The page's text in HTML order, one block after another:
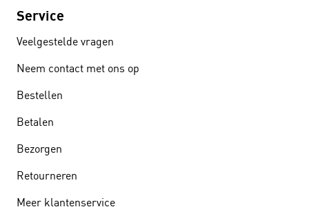
Service
Veelgestelde vragen
Neem contact met ons op
Bestellen
Betalen
Bezorgen
Retourneren
Meer klantenservice